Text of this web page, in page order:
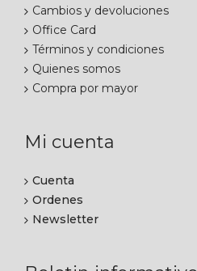
Cambios y devoluciones
Office Card
Términos y condiciones
Quienes somos
Compra por mayor
Mi cuenta
Cuenta
Ordenes
Newsletter